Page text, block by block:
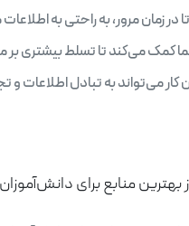
زمان مرور، به راحتی به
کمک می‌کند تا تسلط بیشتری بر
می‌تواند به تبادل اطلاعات و
بهترین منابع برای